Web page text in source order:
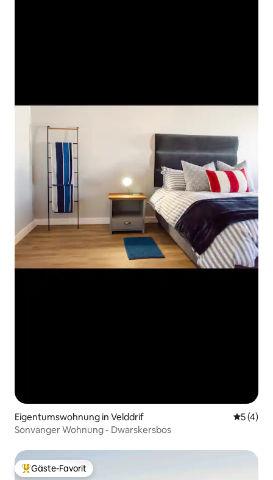
Eigentumswohnung in Velddrif
5 (4)
Sonvanger Wohnung - Dwarskersbos
Beliebter Gäste-Favorit.
Gäste-Favorit